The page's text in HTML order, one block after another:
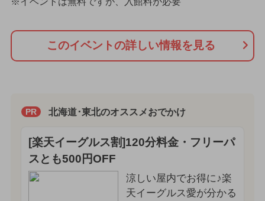
このイベントの詳しい情報を見る
PR 北海道･東北のオススメおでかけ
[楽天イーグルス割]120分料金・フリーパ
スとも500円OFF
涼しい屋内でお得に♪楽
天イーグルス愛が分かる